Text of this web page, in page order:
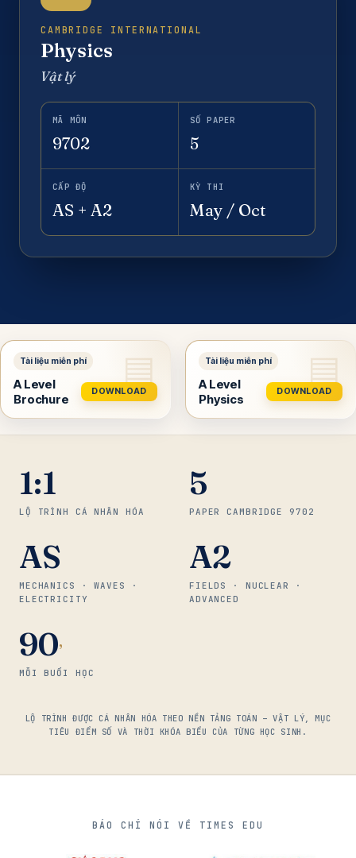
CAMBRIDGE INTERNATIONAL
Physics
Vật lý
MÃ MÔN
9702
SỐ PAPER
5
CẤP ĐỘ
AS + A2
KỲ THI
May / Oct
A Level
Brochure
DOWNLOAD
A Level
Physics
DOWNLOAD
1:1
LỘ TRÌNH CÁ NHÂN HÓA
5
PAPER CAMBRIDGE 9702
AS
MECHANICS · WAVES ·
ELECTRICITY
A2
FIELDS · NUCLEAR ·
ADVANCED
90’
MỖI BUỔI HỌC
LỘ TRÌNH ĐƯỢC CÁ NHÂN HÓA THEO NỀN TẢNG TOÁN – VẬT LÝ, MỤC
TIÊU ĐIỂM SỐ VÀ THỜI KHÓA BIỂU CỦA TỪNG HỌC SINH.
BÁO CHÍ NÓI VỀ TIMES EDU